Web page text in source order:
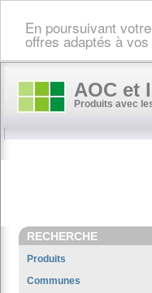
En poursuivant
offres adaptés à
AOC et
Produits avec
RECHERCHE
Produits
Communes